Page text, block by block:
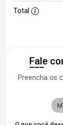
Total
Fale
Preencha os